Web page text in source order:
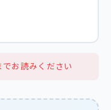
お読みください